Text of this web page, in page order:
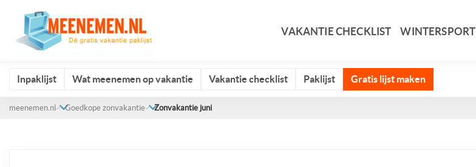
VAKANTIE CHECKLIST WINTERSPORT
Inpaklijst Wat meenemen op vakantie Vakantie checklist Paklijst Gratis lijst maken
meenemen.nl Goedkope zonvakantie Zonvakantie juni